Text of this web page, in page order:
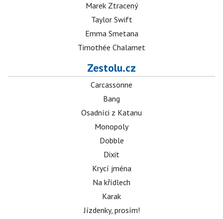
Marek Ztracený
Taylor Swift
Emma Smetana
Timothée Chalamet
Zestolu.cz
Carcassonne
Bang
Osadníci z Katanu
Monopoly
Dobble
Dixit
Krycí jména
Na křídlech
Karak
Jízdenky, prosím!